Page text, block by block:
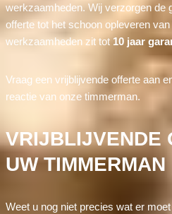
werkzaamheden. Wij verzorgen de
offerte tot het schoon opleveren
werkzaamheden zit tot 10 jaar
Vraag een vrijblijvende offerte aan
reactie van onze timmerman.
VRIJBLIJVENDE
UW TIMMERMAN
Weet u nog niet precies wat er